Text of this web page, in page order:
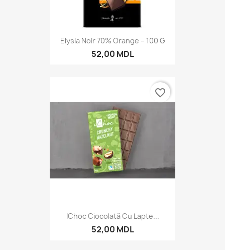
Elysia Noir 70% Orange – 100 G
52,00 MDL
IChoc Ciocolată Cu Lapte...
52,00 MDL
favorite_border